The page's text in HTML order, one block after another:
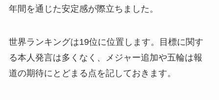
年間を通じた安定感が際立ちました。
世界ランキングは19位に位置します。目標に関す
る本人発言は多くなく、メジャー追加や五輪は報
道の期待にとどまる点を記しておきます。